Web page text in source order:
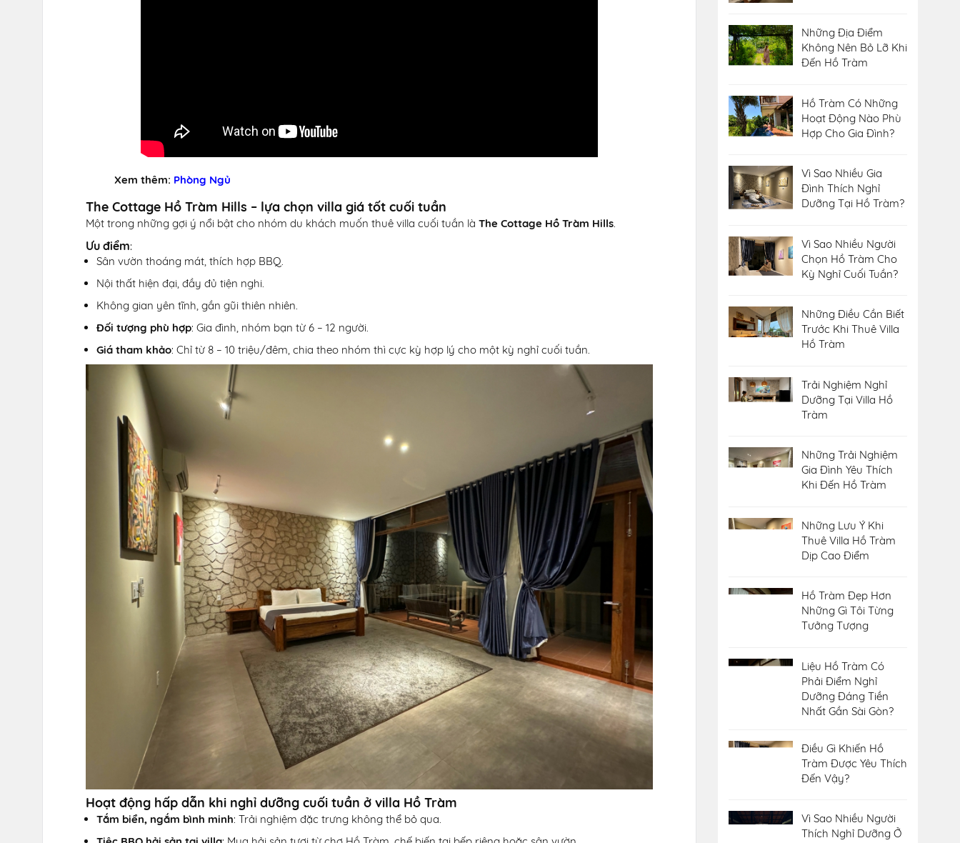
Xem thêm: Phòng Ngủ
The Cottage Hồ Tràm Hills – lựa chọn villa giá tốt cuối tuần
Một trong những gợi ý nổi bật cho nhóm du khách muốn thuê villa cuối tuần là The Cottage Hồ Tràm Hills.
Ưu điểm:
Sân vườn thoáng mát, thích hợp BBQ.
Nội thất hiện đại, đầy đủ tiện nghi.
Không gian yên tĩnh, gần gũi thiên nhiên.
Đối tượng phù hợp: Gia đình, nhóm bạn từ 6 – 12 người.
Giá tham khảo: Chỉ từ 8 – 10 triệu/đêm, chia theo nhóm thì cực kỳ hợp lý cho một kỳ nghỉ cuối tuần.
Hoạt động hấp dẫn khi nghỉ dưỡng cuối tuần ở villa Hồ Tràm
Tắm biển, ngắm bình minh: Trải nghiệm đặc trưng không thể bỏ qua.
Những Địa Điểm
Không Nên Bỏ Lỡ Khi
Đến Hồ Tràm
Hồ Tràm Có Những
Hoạt Động Nào Phù
Hợp Cho Gia Đình?
Vì Sao Nhiều Gia
Đình Thích Nghỉ
Dưỡng Tại Hồ Tràm?
Vì Sao Nhiều Người
Chọn Hồ Tràm Cho
Kỳ Nghỉ Cuối Tuần?
Những Điều Cần Biết
Trước Khi Thuê Villa
Hồ Tràm
Trải Nghiệm Nghỉ
Dưỡng Tại Villa Hồ
Tràm
Những Trải Nghiệm
Gia Đình Yêu Thích
Khi Đến Hồ Tràm
Những Lưu Ý Khi
Thuê Villa Hồ Tràm
Dịp Cao Điểm
Hồ Tràm Đẹp Hơn
Những Gì Tôi Từng
Tưởng Tượng
Liệu Hồ Tràm Có
Phải Điểm Nghỉ
Dưỡng Đáng Tiền
Nhất Gần Sài Gòn?
Điều Gì Khiến Hồ
Tràm Được Yêu Thích
Đến Vậy?
Vì Sao Nhiều Người
Thích Nghỉ Dưỡng Ở